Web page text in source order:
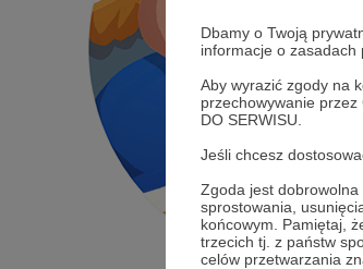
Dbamy o Twoją
informacje o zasadach
Aby wyrazić zgody na
przechowywanie
DO SERWISU.
Jeśli chcesz
Zgoda jest dobrowolna
sprostowania,
końcowym. Pamiętaj,
trzecich tj. z państw
celów przetwarzania